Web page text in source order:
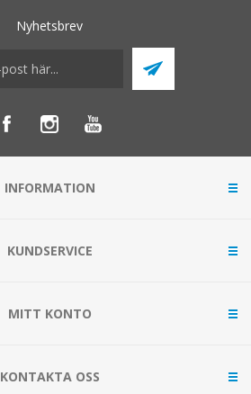
Nyhetsbrev
INFORMATION
KUNDSERVICE
MITT KONTO
KONTAKTA OSS